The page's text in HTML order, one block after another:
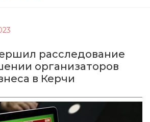
расследование
организаторов
в Керчи